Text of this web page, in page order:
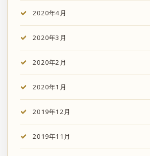
2020年4月
2020年3月
2020年2月
2020年1月
2019年12月
2019年11月